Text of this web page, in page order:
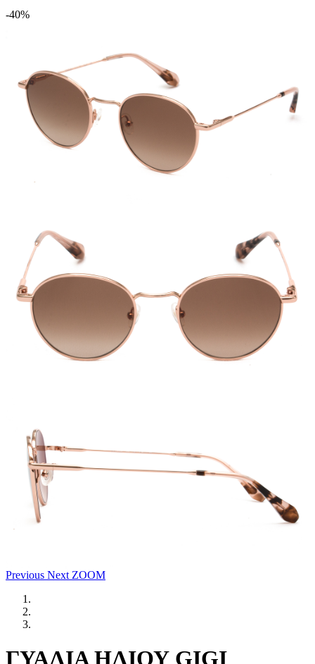
-40%
Previous Next ZOOM
ΓΥΑΛΙΑ ΗΛΙΟΥ GIGI